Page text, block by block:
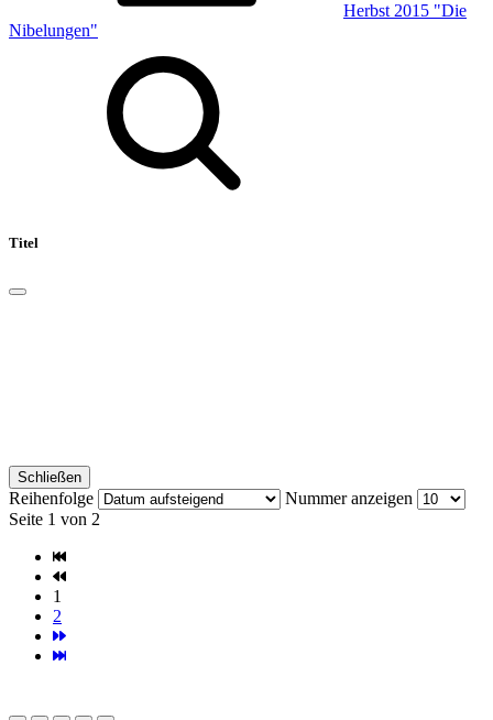
Herbst 2015 "Die
Nibelungen"
Titel
Schließen
Reihenfolge
Nummer anzeigen
Seite 1 von 2
1
2